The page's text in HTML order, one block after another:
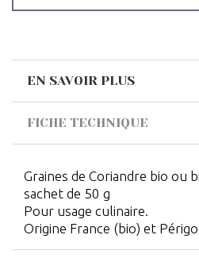
EN SAVOIR PLUS
FICHE TECHNIQUE
Graines de Coriandre bio ou
sachet de 50 g
Pour usage culinaire.
Origine France (bio) et